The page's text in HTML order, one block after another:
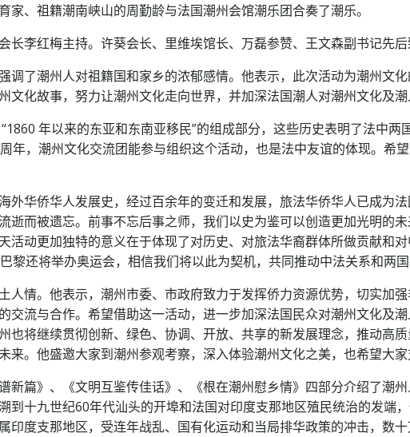
、祖籍潮南峡山的周勤龄与法国潮州会馆潮乐团合奏了潮乐。
李红梅主持。许葵会长、里维埃馆长、万磊参赞、王文森副书记先后
调了潮州人对祖籍国和家乡的浓郁感情。他表示，此次活动为潮州文
化故事，努力让潮州文化走向世界，并加深法国潮人对潮州文化及潮
年以来的东亚和东南亚移民”的组成部分，这些历史表明了法中
年，潮州文化交流团能参与组织这个活动，也是法中友谊的体现。希
外华侨华人发展史，经过百余年的变迁和发展，旅法华侨华人已成为
逝而被遗忘。前事不忘后事之师，我们以史为鉴可以创造更加光明的
活动更加独特的意义在于体现了对历史、对旅法华裔群体所做贡献和
黎还将举办奥运会，相信我们将以此为契机，共同推动中法关系和两国
人情。他表示，潮州市委、市政府致力于发挥侨力资源优势，切实加
交流与合作。希望借助这一活动，进一步加深法国民众对潮州文化及
也将继续贯彻创新、绿色、协调、开放、共享的新发展理念，推动高
。他盛邀大家到潮州参观考察，深入体验潮州文化之美，也希望大家
新篇》、《文明互鉴传佳话》、《根在潮州慰乡情》四部分介绍了潮
到十九世纪60年代汕头的开埠和法国对印度支那地区殖民统治的发端
印度支那地区，受连年战乱、国有化运动和当局排华政策的冲击，数